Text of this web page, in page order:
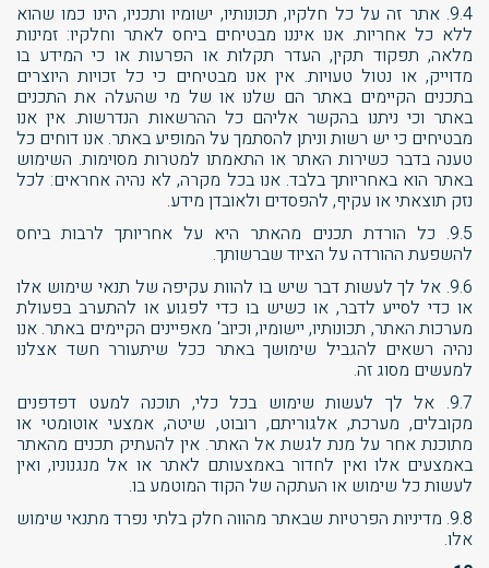
9.4. אתר זה על כל חלקיו, תכונותיו, ישומיו ותכניו, הינו כמו שהוא
ללא כל אחריות. אנו איננו מבטיחים ביחס לאתר וחלקיו: זמינות
מלאה, תפקוד תקין, העדר תקלות או הפרעות או כי המידע בו
מדוייק, או נטול טעויות. אין אנו מבטיחים כי כל זכויות היוצרים
בתכנים הקיימים באתר הם שלנו או של מי שהעלה את התכנים
באתר וכי ניתנו בהקשר אליהם כל ההרשאות הנדרשות. אין אנו
מבטיחים כי יש רשות וניתן להסתמך על המופיע באתר. אנו דוחים כל
טענה בדבר כשירות האתר או התאמתו למטרות מסוימות. השימוש
באתר הוא באחריותך בלבד. אנו בכל מקרה, לא נהיה אחראים: לכל
נזק תוצאתי או עקיף, להפסדים ולאובדן מידע.
9.5. כל הורדת תכנים מהאתר היא על אחריותך לרבות ביחס
להשפעת ההורדה על הציוד שברשותך.
9.6. אל לך לעשות דבר שיש בו להוות עקיפה של תנאי שימוש אלו
או כדי לסייע לדבר, או כשיש בו כדי לפגוע או להתערב בפעולת
מערכות האתר, תכונותיו, יישומיו, וכיוב' מאפיינים הקיימים באתר. אנו
נהיה רשאים להגביל שימושך באתר ככל שיתעורר חשד אצלנו
למעשים מסוג זה.
9.7. אל לך לעשות שימוש בכל כלי, תוכנה למעט דפדפנים
מקובלים, מערכת, אלגוריתם, רובוט, שיטה, אמצעי אוטומטי או
מתוכנת אחר על מנת לגשת אל האתר. אין להעתיק תכנים מהאתר
באמצעים אלו ואין לחדור באמצעותם לאתר או אל מנגנוניו, ואין
לעשות כל שימוש או העתקה של הקוד המוטמע בו.
9.8. מדיניות הפרטיות שבאתר מהווה חלק בלתי נפרד מתנאי שימוש
אלו.